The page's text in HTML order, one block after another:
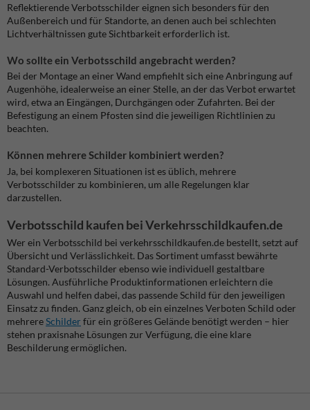
Reflektierende Verbotsschilder eignen sich besonders für den
Außenbereich und für Standorte, an denen auch bei schlechten
Lichtverhältnissen gute Sichtbarkeit erforderlich ist.
Wo sollte ein Verbotsschild angebracht werden?
Bei der Montage an einer Wand empfiehlt sich eine Anbringung auf
Augenhöhe, idealerweise an einer Stelle, an der das Verbot erwartet
wird, etwa an Eingängen, Durchgängen oder Zufahrten. Bei der
Befestigung an einem Pfosten sind die jeweiligen Richtlinien zu
beachten.
Können mehrere Schilder kombiniert werden?
Ja, bei komplexeren Situationen ist es üblich, mehrere
Verbotsschilder zu kombinieren, um alle Regelungen klar
darzustellen.
Verbotsschild kaufen bei Verkehrsschildkaufen.de
Wer ein Verbotsschild bei verkehrsschildkaufen.de bestellt, setzt auf
Übersicht und Verlässlichkeit. Das Sortiment umfasst bewährte
Standard-Verbotsschilder ebenso wie individuell gestaltbare
Lösungen. Ausführliche Produktinformationen erleichtern die
Auswahl und helfen dabei, das passende Schild für den jeweiligen
Einsatz zu finden. Ganz gleich, ob ein einzelnes Verboten Schild oder
mehrereSchilder für ein größeres Gelände benötigt werden – hier
stehen praxisnahe Lösungen zur Verfügung, die eine klare
Beschilderung ermöglichen.